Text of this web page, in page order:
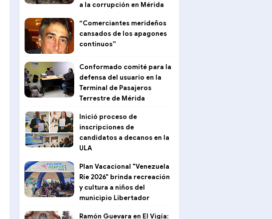
a la corrupción en Mérida
“Comerciantes merideños
cansados de los apagones
continuos”
Conformado comité para la
defensa del usuario en la
Terminal de Pasajeros
Terrestre de Mérida
Inició proceso de
inscripciones de
candidatos a decanos en la
ULA
Plan Vacacional "Venezuela
Ríe 2026" brinda recreación
y cultura a niños del
municipio Libertador
Ramón Guevara en El Vigía: